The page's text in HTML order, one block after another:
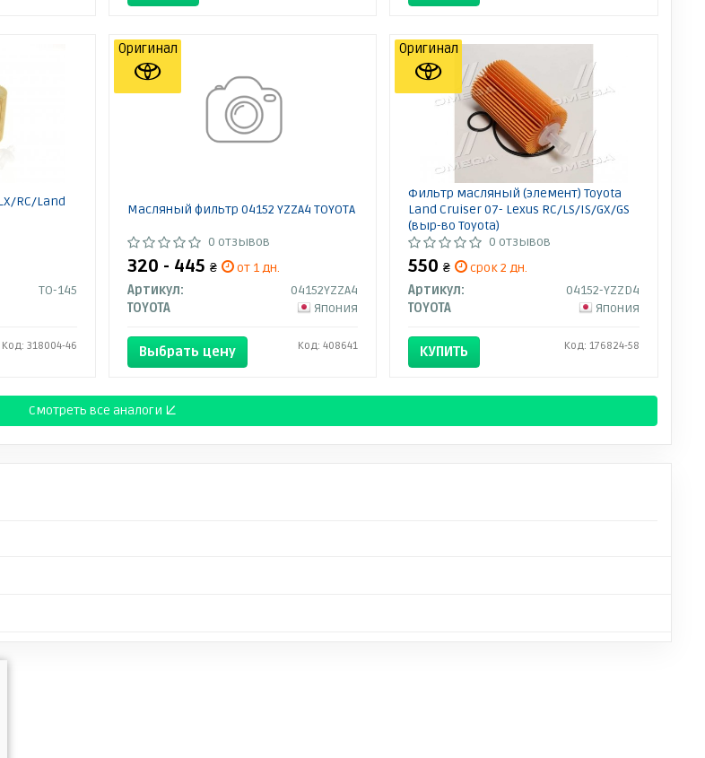
RC/Land
TO-145
Код: 318004-46
Масляный фильтр 04152 YZZA4 TOYOTA
0 отзывов
320 - 445 ₴
от 1 дн.
Артикул:
04152YZZA4
TOYOTA
Япония
Выбрать цену Код: 408641
Оригинал
Фильтр масляный (элемент) Toyota
Land Cruiser 07- Lexus RC/LS/IS/GX/GS
(выр-во Toyota)
0 отзывов
550₴
срок 2 дн.
Артикул:
04152-YZZD4
TOYOTA
Япония
КУПИТЬ Код: 176824-58
Оригинал
Смотреть все аналоги ↓